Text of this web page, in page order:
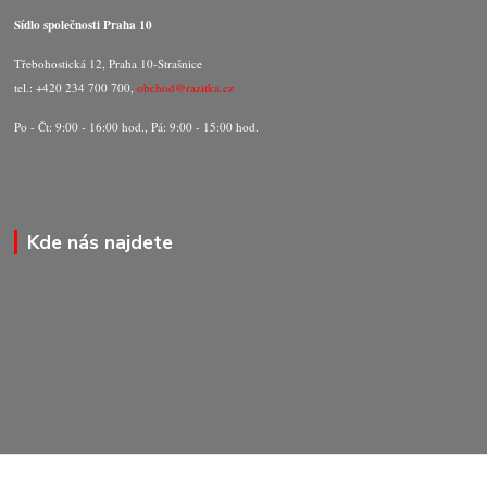
Sídlo společnosti Praha 10
Třebohostická 12, Praha 10-Strašnice
tel.: +420 234 700 700,obchod@razitka.cz
Po - Čt: 9:00 - 16:00 hod., Pá: 9:00 - 15:00 hod.
Kde nás najdete